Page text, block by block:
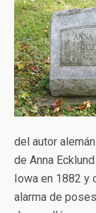
del autor
de Anna
Iowa en 1882 y
alarma de